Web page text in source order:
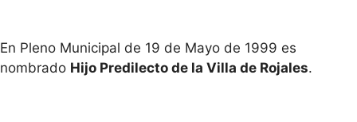
En Pleno Municipal de 19 de Mayo de 1999 es
nombrado Hijo Predilecto de la Villa de Rojales.